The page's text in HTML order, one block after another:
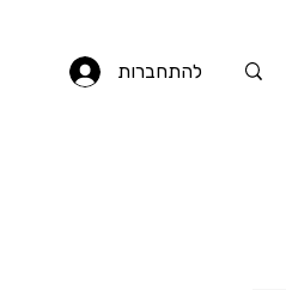
להתחברות